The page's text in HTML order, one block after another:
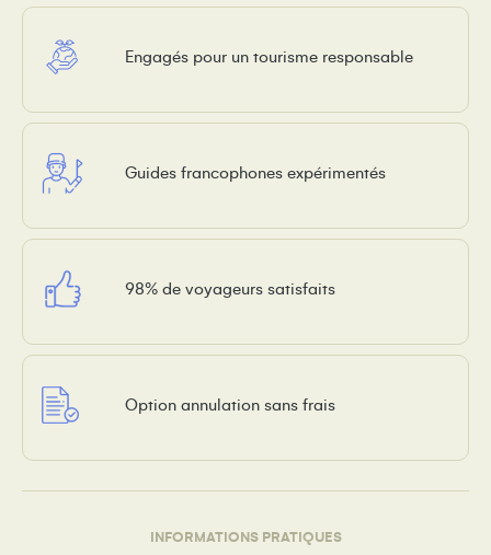
Engagés pour un tourisme responsable
Guides francophones expérimentés
98% de voyageurs satisfaits
Option annulation sans frais
INFORMATIONS PRATIQUES